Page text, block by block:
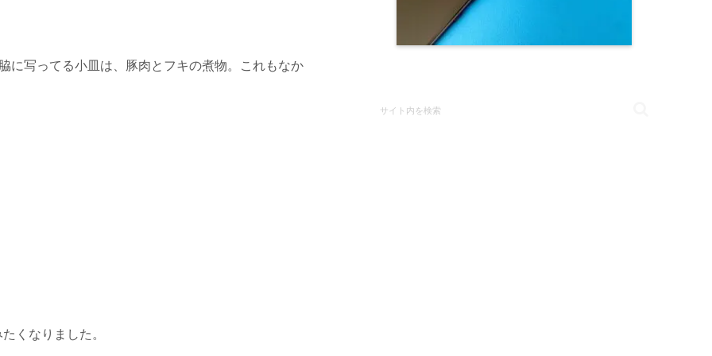
に写ってる小皿は、豚肉とフキの煮物。これもなか
くなりました。